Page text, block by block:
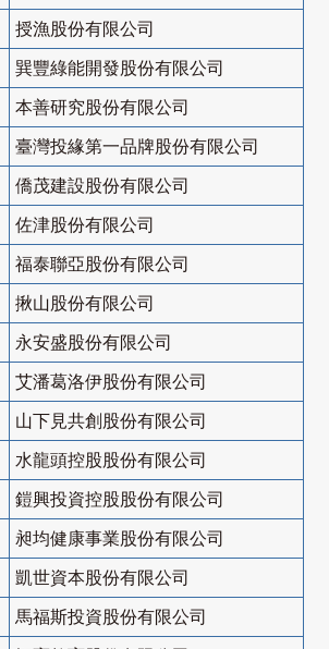
授漁股份有限公司
巽豐綠能開發股份有限公司
本善研究股份有限公司
臺灣投緣第一品牌股份有限公司
僑茂建設股份有限公司
佐津股份有限公司
福泰聯亞股份有限公司
揪山股份有限公司
永安盛股份有限公司
艾潘葛洛伊股份有限公司
山下見共創股份有限公司
水龍頭控股股份有限公司
鎧興投資控股股份有限公司
昶均健康事業股份有限公司
凱世資本股份有限公司
馬福斯投資股份有限公司